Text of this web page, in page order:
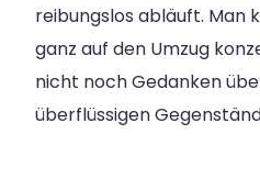
reibungslos abläuft. Man
ganz auf den Umzug
nicht noch Gedanken
überflüssigen